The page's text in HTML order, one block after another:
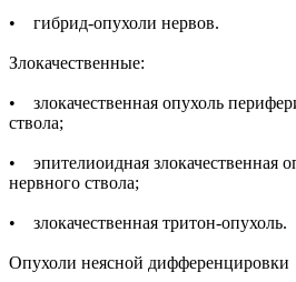
• гибрид-опухоли нервов.
Злокачественные:
• злокачественная опухоль
ствола;
• эпителиоидная злокачественная
нервного ствола;
• злокачественная тритон-опухоль.
Опухоли неясной дифференцировки